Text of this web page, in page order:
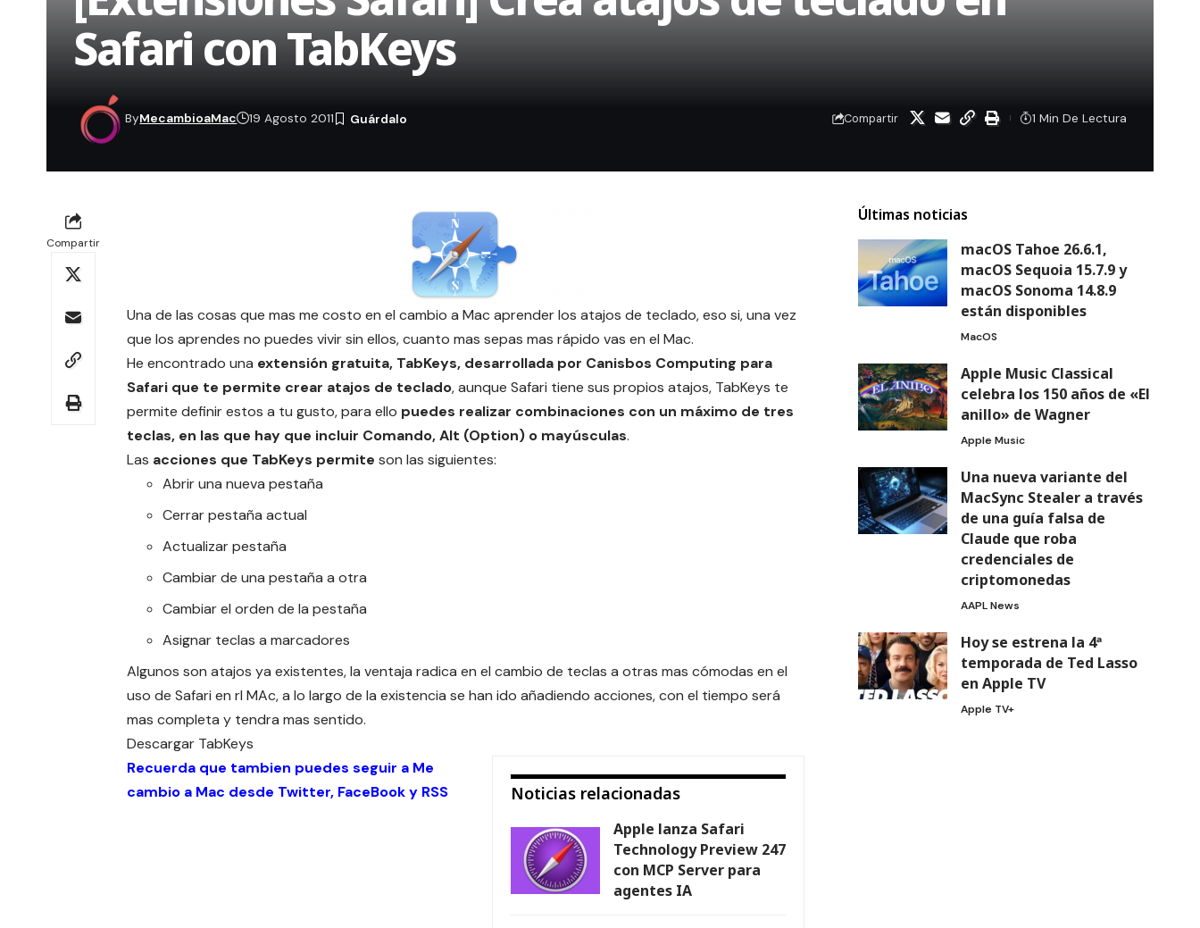
Safari con TabKeys
ByMecambioaMac 19 Agosto 2011 Compartir 1 Min De Lectura
Compartir
Una de las cosas que mas me costo en el cambio a Mac aprender los atajos de teclado, eso si, una vez
que los aprendes no puedes vivir sin ellos, cuanto mas sepas mas rápido vas en el Mac.
He encontrado una extensión gratuita, TabKeys, desarrollada por Canisbos Computing para
Safari que te permite crear atajos de teclado, aunque Safari tiene sus propios atajos, TabKeys te
permite definir estos a tu gusto, para ello puedes realizar combinaciones con un máximo de tres
teclas, en las que hay que incluir Comando, Alt (Option) o mayúsculas.
Las acciones que TabKeys permite son las siguientes:
Abrir una nueva pestaña
Cerrar pestaña actual
Actualizar pestaña
Cambiar de una pestaña a otra
Cambiar el orden de la pestaña
Asignar teclas a marcadores
Algunos son atajos ya existentes, la ventaja radica en el cambio de teclas a otras mas cómodas en el
uso de Safari en rl MAc, a lo largo de la existencia se han ido añadiendo acciones, con el tiempo será
mas completa y tendra mas sentido.
Descargar TabKeys
Noticias relacionadas
Apple lanza Safari
Technology Preview 247
con MCP Server para
agentes IA
Recuerda que tambien puedes seguir a Me
cambio a Mac desde Twitter, FaceBooky RSS
Últimas noticias
macOS Tahoe 26.6.1,
macOS Sequoia 15.7.9 y
macOS Sonoma 14.8.9
están disponibles
MacOS
Apple Music Classical
celebra los 150 años de «El
anillo» de Wagner
Apple Music
Una nueva variante del
MacSync Stealer a través
de una guía falsa de
Claude que roba
credenciales de
criptomonedas
AAPL News
Hoy se estrena la 4ª
temporada de Ted Lasso
en Apple TV
Apple TV+